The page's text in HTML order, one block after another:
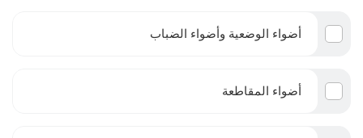
أضواء الوضعية وأضواء الضباب
أضواء المقاطعة